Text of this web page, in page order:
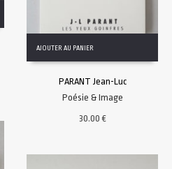
AJOUTER AU PANIER
PARANT Jean-Luc
Poésie & Image
30.00€